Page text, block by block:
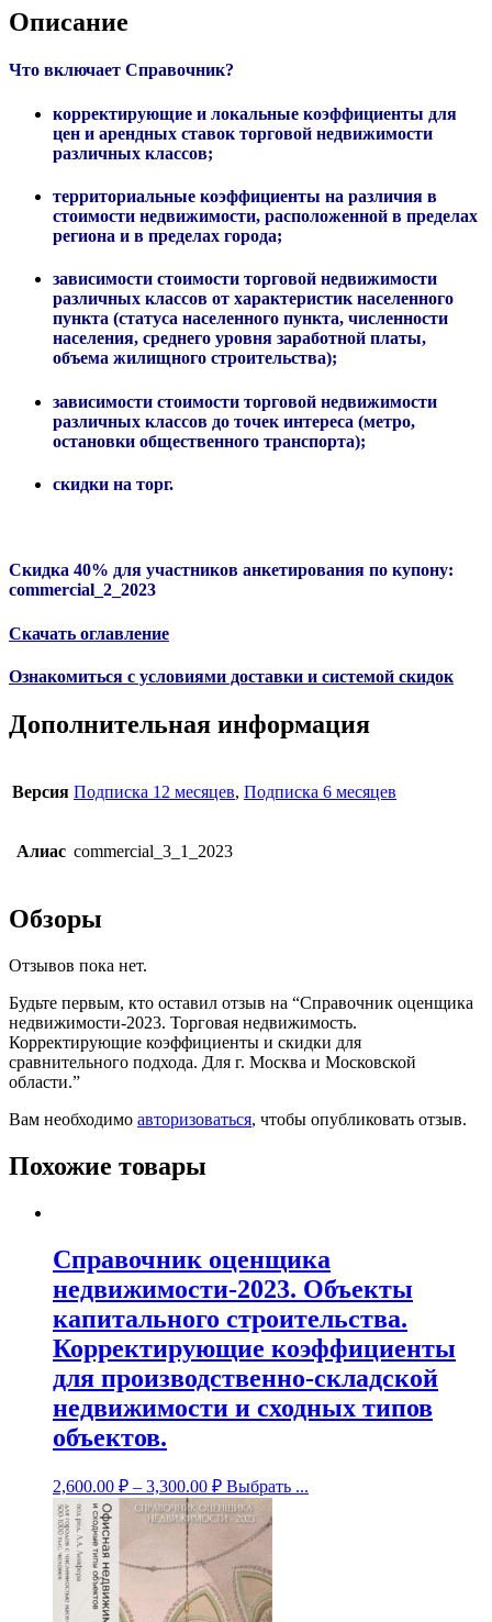
Описание
Что включает Справочник?
корректирующие и локальные коэффициенты для
цен и арендных ставок торговой недвижимости
различных классов;
территориальные коэффициенты на различия в
стоимости недвижимости, расположенной в пределах
региона и в пределах города;
зависимости стоимости торговой недвижимости
различных классов от характеристик населенного
пункта (статуса населенного пункта, численности
населения, среднего уровня заработной платы,
объема жилищного строительства);
зависимости стоимости торговой недвижимости
различных классов до точек интереса (метро,
остановки общественного транспорта);
скидки на торг.
Скидка 40% для участников анкетирования по купону:
commercial_2_2023
Скачать оглавление
Ознакомиться с условиями доставки и системой скидок
Дополнительная информация
Версия Подписка 12 месяцев, Подписка 6 месяцев
Алиас commercial_3_1_2023
Обзоры
Отзывов пока нет.
Будьте первым, кто оставил отзыв на “Справочник оценщика
недвижимости-2023. Торговая недвижимость.
Корректирующие коэффициенты и скидки для
сравнительного подхода. Для г. Москва и Московской
области.”
Вам необходимо авторизоваться, чтобы опубликовать отзыв.
Похожие товары
Справочник оценщика
недвижимости-2023. Объекты
капитального строительства.
Корректирующие коэффициенты
для производственно-складской
недвижимости и сходных типов
объектов.
2,600.00 ₽ – 3,300.00 ₽ Выбрать ...